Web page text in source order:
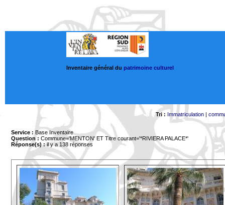
Inventaire général du patrimoine culturel
Tri : Immatriculation|
Service : Base Inventaire
Question : Commune='MENTON' ET Titre courant='*RIVIERA PALACE*'
Réponse(s) :il y a 138 réponses